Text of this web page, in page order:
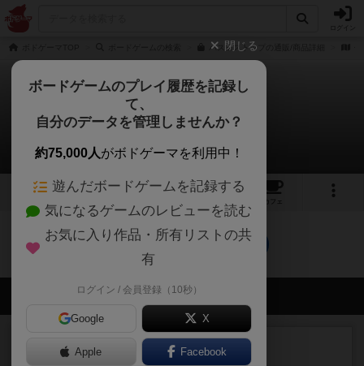
バス＆ストップの通販/商品詳細
バス&ストップ
0件のリプレイ日記
2 2
カフェ
バス&ストップのトップに戻る
会員の新しい投稿
マーケットフレッシュ
閉じる
ボードゲームのプレイ履歴を記録し
て、
自分のデータを管理しませんか？
約75,000人がボドゲーマを利用中！
遊んだボードゲームを記録する
気になるゲームのレビューを読む
お気に入り作品・所有リストの共
有
ログイン / 会員登録（10秒）
Google X
Apple Facebook